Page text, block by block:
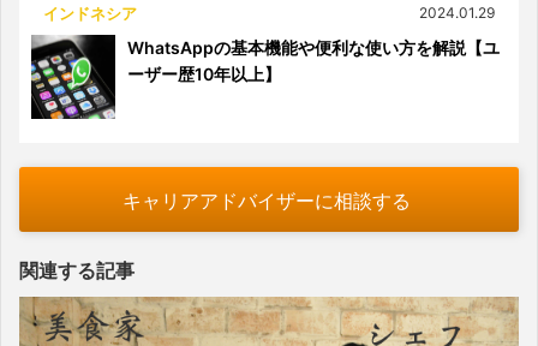
インドネシア 2024.01.29
WhatsAppの基本機能や便利な使い方を解説【ユ
ーザー歴10年以上】
キャリアアドバイザーに相談する
関連する記事